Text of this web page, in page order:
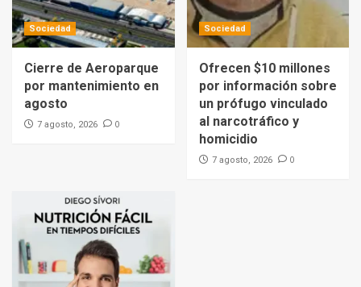
Sociedad
Cierre de Aeroparque
por mantenimiento en
agosto
7 agosto, 2026 0
Sociedad
Ofrecen $10 millones
por información sobre
un prófugo vinculado
al narcotráfico y
homicidio
7 agosto, 2026 0